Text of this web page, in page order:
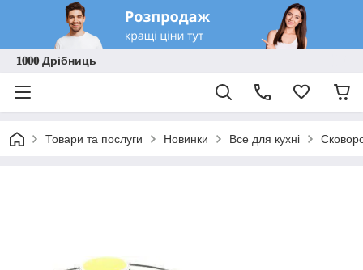
𝟏𝟎𝟎𝟎 Дрібниць
Товари та послуги Новинки Все для кухні